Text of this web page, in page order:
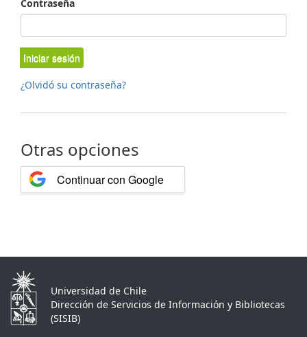
Contraseña
Iniciar sesión
¿Olvidó su contraseña?
Otras opciones
Continuar con Google
Universidad de Chile
Dirección de Servicios de Información y Bibliotecas
(SISIB)